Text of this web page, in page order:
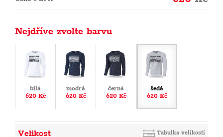
Nejdříve zvolte barvu
bílá
620 Kč
modrá
620 Kč
černá
620 Kč
šedá
620 Kč
Velikost Tabulka velikostí